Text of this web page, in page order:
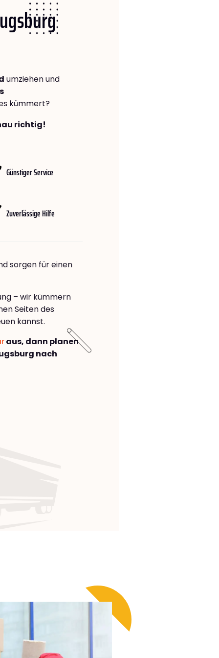
umziehen und
kümmert?
richtig!
Günstiger Service
Zuverlässige Hilfe
sorgen für einen
– wir kümmern
Seiten des
kannst.
aus, dann planen
nach